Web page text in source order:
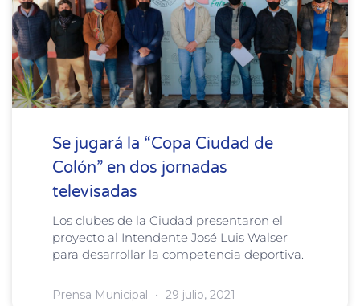
Se jugará la “Copa Ciudad de
Colón” en dos jornadas
televisadas
Los clubes de la Ciudad presentaron el
proyecto al Intendente José Luis Walser
para desarrollar la competencia deportiva.
Prensa Municipal 29 julio, 2021